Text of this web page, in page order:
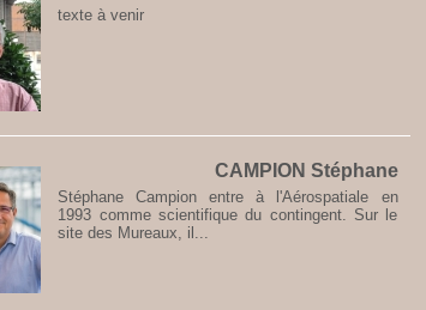
texte à venir
CAMPION Stéphane
Stéphane Campion entre à l'Aérospatiale en
1993 comme scientifique du contingent. Sur le
site des Mureaux, il...